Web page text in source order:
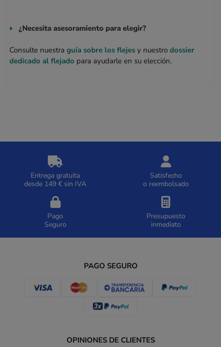
¿Necesita asesoramiento para elegir?
Consulte nuestraguía sobre los flejes y nuestrodossier
dedicado al flejado para ayudarle en su elección.
Entrega gratuita
desde 149 € sin IVA
Satisfecho
o reembolsado
Pago
Seguro
Presupuesto
inmediato
PAGO SEGURO
OPINIONES DE CLIENTES